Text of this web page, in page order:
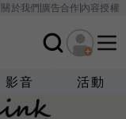
關於我們廣告合作內容授權
影音 活動